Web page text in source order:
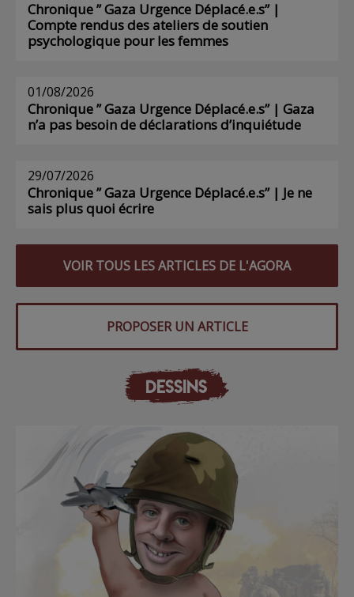
Chronique ” Gaza Urgence Déplacé.e.s” |
Compte rendus des ateliers de soutien
psychologique pour les femmes
01/08/2026
Chronique ” Gaza Urgence Déplacé.e.s” | Gaza
n’a pas besoin de déclarations d’inquiétude
29/07/2026
Chronique ” Gaza Urgence Déplacé.e.s” | Je ne
sais plus quoi écrire
VOIR TOUS LES ARTICLES DE L'AGORA
PROPOSER UN ARTICLE
DESSINS